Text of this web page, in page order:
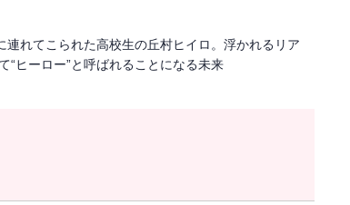
連れてこられた高校生の丘村ヒイロ。浮かれるリア
“ヒーロー”と呼ばれることになる未来